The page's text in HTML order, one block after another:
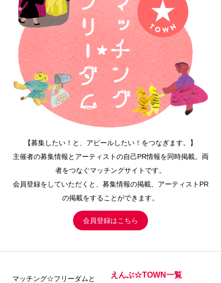
【募集したい！と、アピールしたい！をつなぎます。】
主催者の募集情報とアーティストの自己PR情報を同時掲載。両
者をつなぐマッチングサイトです。
会員登録をしていただくと、募集情報の掲載、アーティストPR
の掲載をすることができます。
会員登録はこちら
マッチング☆フリーダムと
えんぶ☆TOWN一覧